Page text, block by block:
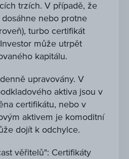
trzích. V případě, že
nebo protne
turbo certifikát
může utrpět
kapitálu.
upravovány. V
aktiva jsou v
certifikátu, nebo v
aktivem je komoditní
dojít k odchylce.
věřitelů": Certifikáty